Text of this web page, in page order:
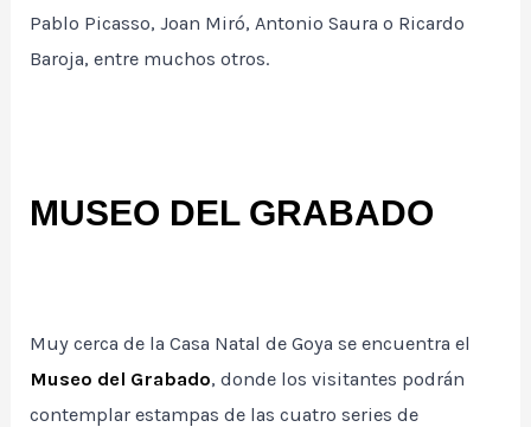
Pablo Picasso, Joan Miró, Antonio Saura o Ricardo
Baroja, entre muchos otros.
MUSEO DEL GRABADO
Muy cerca de la Casa Natal de Goya se encuentra el
Museo del Grabado, donde los visitantes podrán
contemplar estampas de las cuatro series de